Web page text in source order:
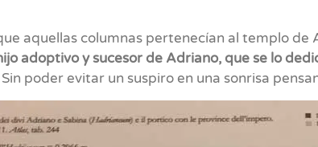
aquellas columnas pertenecían al templo de
adoptivo y sucesor de Adriano, que se lo
poder evitar un suspiro en una sonrisa